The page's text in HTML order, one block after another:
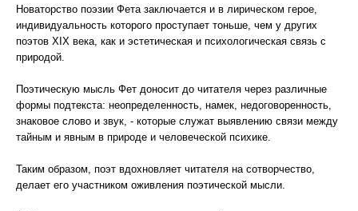
Новаторство поэзии Фета заключается и в лирическом герое,
индивидуальность которого проступает тоньше, чем у других
поэтов ХIХ века, как и эстетическая и психологическая связь с
природой.
Поэтическую мысль Фет доносит до читателя через различные
формы подтекста: неопределенность, намек, недоговоренность,
знаковое слово и звук, - которые служат выявлению связи между
тайным и явным в природе и человеческой психике.
Таким образом, поэт вдохновляет читателя на сотворчество,
делает его участником оживления поэтической мысли.